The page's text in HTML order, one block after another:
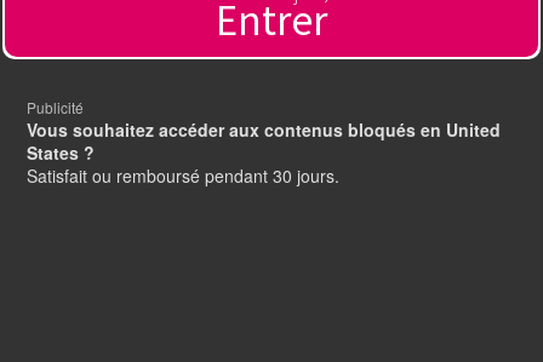
Entrer
Publicité
Vous souhaitez accéder aux contenus bloqués en United
States ?
Satisfait ou remboursé pendant 30 jours.